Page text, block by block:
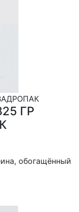
ГР
обогащённый